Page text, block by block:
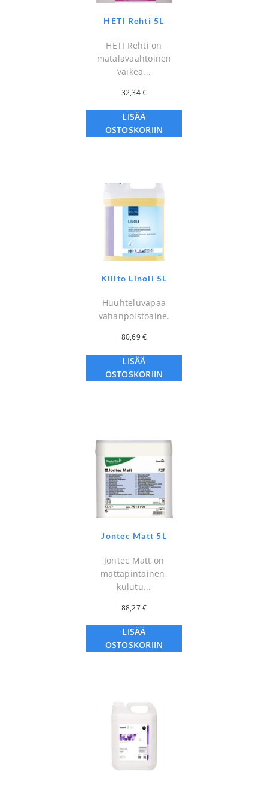
HETI Rehti 5L
HETI Rehti on
matalavaahtoinen
vaikea...
32,34€
LISÄÄ
OSTOSKORIIN
Kiilto Linoli 5L
Huuhteluvapaa
vahanpoistoaine.
80,69€
LISÄÄ
OSTOSKORIIN
Jontec Matt 5L
Jontec Matt on
mattapintainen,
kulutu...
88,27€
LISÄÄ
OSTOSKORIIN